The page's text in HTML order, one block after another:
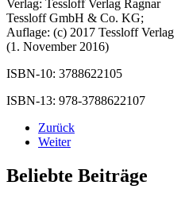
Verlag: Tessloff Verlag Ragnar
Tessloff GmbH & Co. KG;
Auflage: (c) 2017 Tessloff Verlag
(1. November 2016)
ISBN-10: 3788622105
ISBN-13: 978-3788622107
Zurück
Weiter
Beliebte Beiträge